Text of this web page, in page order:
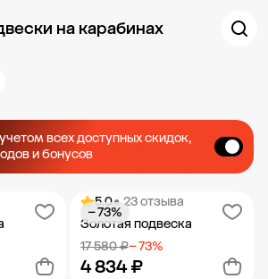
на карабинах
всех доступных скидок,
и бонусов
5.0• 23 отзыва
Золотая подвеска
17 580 ₽− 73%
4 834 ₽
− 73%